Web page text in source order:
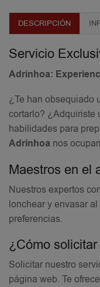
DESCRIPCIÓN
Servicio
Adrinhoa:
¿Te han obsequiado
cortarlo? ¿Adquiriste
habilidades para
Adrinhoa nos
Maestros en el
Nuestros expertos
lonchear y envasar
preferencias.
¿Cómo
Solicitar nuestro
página web. Te